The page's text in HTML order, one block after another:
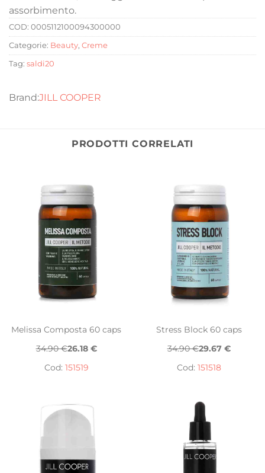
assorbimento.
COD: 0005112100094300000
Categorie: Beauty, Creme
Tag: saldi20
JILL COOPER
PRODOTTI CORRELATI
Melissa Composta 60 caps
34.90 €26.18 €
Cod: 151519
Stress Block 60 caps
34.90 €29.67 €
Cod: 151518